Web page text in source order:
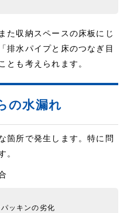
た収納スペースの床板にじ
排水パイプと床のつなぎ目
とも考えられます。
の水漏れ
箇所で発生します。特に問
。
ッキンの劣化